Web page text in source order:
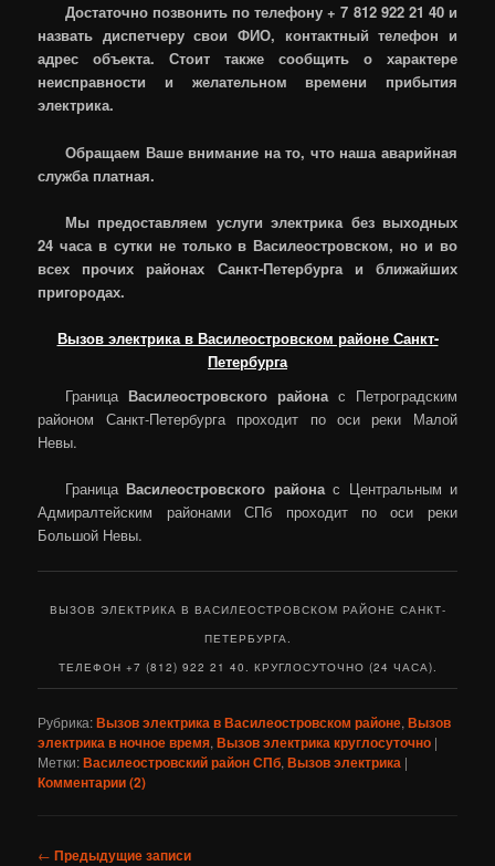
Достаточно позвонить по телефону + 7 812 922 21 40 и
назвать диспетчеру свои ФИО, контактный телефон и
адрес объекта. Стоит также сообщить о характере
неисправности и желательном времени прибытия
электрика.
Обращаем Ваше внимание на то, что наша аварийная
служба платная.
Мы предоставляем услуги электрика без выходных
24 часа в сутки не только в Василеостровском, но и во
всех прочих районах Санкт-Петербурга и ближайших
пригородах.
Вызов электрика в Василеостровском районе Санкт-
Петербурга
Граница Василеостровского районас Петроградским
районом Санкт-Петербурга проходит по оси реки Малой
Невы.
Граница Василеостровского районас Центральным и
Адмиралтейским районами СПб проходит по оси реки
Большой Невы.
ВЫЗОВ ЭЛЕКТРИКА В ВАСИЛЕОСТРОВСКОМ РАЙОНЕ САНКТ-
ПЕТЕРБУРГА.
ТЕЛЕФОН +7 (812) 922 21 40. КРУГЛОСУТОЧНО (24 ЧАСА).
Рубрика:Вызов электрика в Василеостровском районе,Вызов
электрика в ночное время,Вызов электрика круглосуточно |
Метки:Василеостровский район СПб,Вызов электрика |
Комментарии (2)
Навигация
← Предыдущие записи